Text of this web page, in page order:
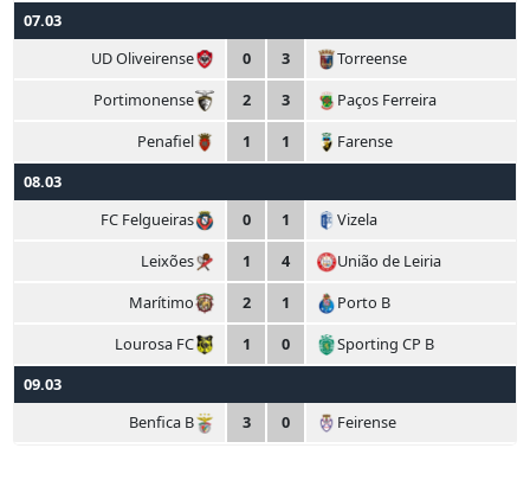
07.03
UD Oliveirense
0 3
Torreense
Portimonense
2 3
Paços Ferreira
Penafiel
1 1
Farense
08.03
FC Felgueiras
0 1
Vizela
Leixões
1 4
União de Leiria
Marítimo
2 1
Porto B
Lourosa FC
1 0
Sporting CP B
09.03
Benfica B
3 0 Feirense